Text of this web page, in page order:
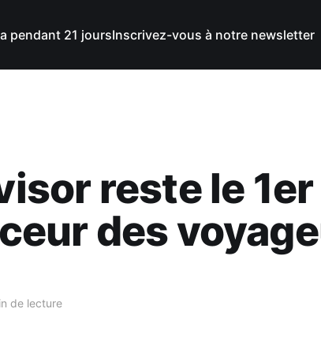
pendant 21 joursInscrivez-vous à notre newsletter
reste le 1er
des
de lecture